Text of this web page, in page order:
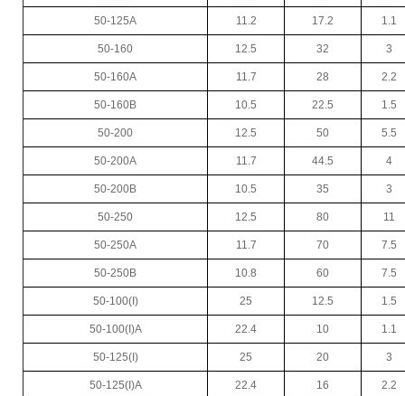
50-125A 11.2 17.2 1.1
50-160 12.5 32 3
50-160A 11.7 28 2.2
50-160B 10.5 22.5 1.5
50-200 12.5 50 5.5
50-200A 11.7 44.5 4
50-200B 10.5 35 3
50-250 12.5 80 11
50-250A 11.7 70 7.5
50-250B 10.8 60 7.5
50-100(I) 25 12.5 1.5
50-100(I)A 22.4 10 1.1
50-125(I) 25 20 3
50-125(I)A 22.4 16 2.2